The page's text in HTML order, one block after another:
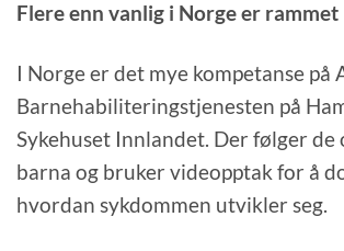
Flere enn vanlig i Norge er rammet
I Norge er det mye kompetanse på
Barnehabiliteringstjenesten på
Sykehuset Innlandet. Der følger de
barna og bruker videopptak for å
hvordan sykdommen utvikler seg.